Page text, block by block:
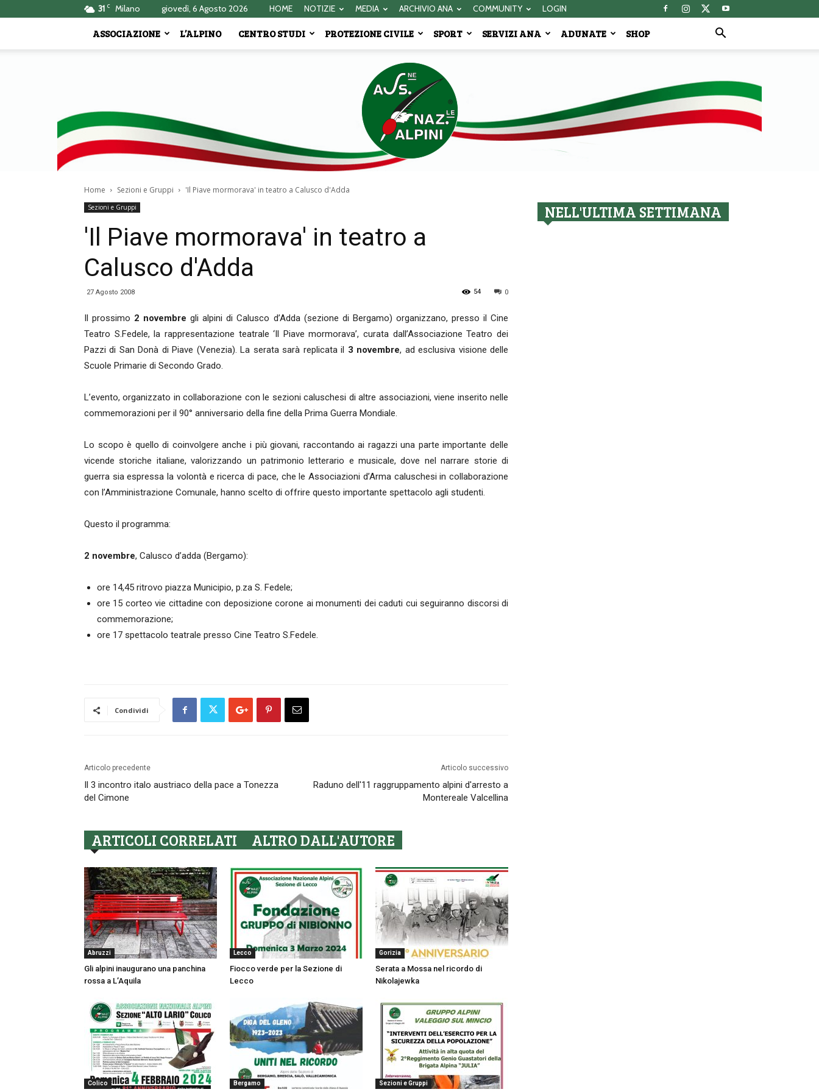
31 C Milano giovedì, 6 Agosto 2026 HOME NOTIZIE MEDIA ARCHIVIO ANA COMMUNITY LOGIN
ASSOCIAZIONE L’ALPINO CENTRO STUDI PROTEZIONE CIVILE SPORT SERVIZI ANA ADUNATE SHOP
Nazionale
Home Sezioni e Gruppi 'Il Piave mormorava' in teatro a Calusco d'Adda
Sezioni e Gruppi
'Il Piave mormorava' in teatro a
Calusco d'Adda
27 Agosto 2008 0
54
Il prossimo 2 novembre gli alpini di Calusco d’Adda (sezione di Bergamo) organizzano, presso il Cine
Teatro S.Fedele, la rappresentazione teatrale ‘Il Piave mormorava’, curata dall’Associazione Teatro dei
Pazzi di San Donà di Piave (Venezia). La serata sarà replicata il 3 novembre, ad esclusiva visione delle
Scuole Primarie di Secondo Grado.
L’evento, organizzato in collaborazione con le sezioni caluschesi di altre associazioni, viene inserito nelle
commemorazioni per il 90° anniversario della fine della Prima Guerra Mondiale.
Lo scopo è quello di coinvolgere anche i più giovani, raccontando ai ragazzi una parte importante delle
vicende storiche italiane, valorizzando un patrimonio letterario e musicale, dove nel narrare storie di
guerra sia espressa la volontà e ricerca di pace, che le Associazioni d’Arma caluschesi in collaborazione
con l’Amministrazione Comunale, hanno scelto di offrire questo importante spettacolo agli studenti.
Questo il programma:
2 novembre, Calusco d’adda (Bergamo):
ore 14,45 ritrovo piazza Municipio, p.za S. Fedele;
ore 15 corteo vie cittadine con deposizione corone ai monumenti dei caduti cui seguiranno discorsi di
commemorazione;
ore 17 spettacolo teatrale presso Cine Teatro S.Fedele.
Condividi
Articolo precedente
Il 3 incontro italo austriaco della pace a Tonezza
del Cimone
Articolo successivo
Raduno dell'11 raggruppamento alpini d'arresto a
Montereale Valcellina
ARTICOLI CORRELATI ALTRO DALL'AUTORE
Abruzzi
Gli alpini inaugurano una panchina
rossa a L’Aquila
Lecco
Fiocco verde per la Sezione di
Lecco
Gorizia
Serata a Mossa nel ricordo di
Nikolajewka
Colico Bergamo Sezioni e Gruppi
NELL'ULTIMA SETTIMANA